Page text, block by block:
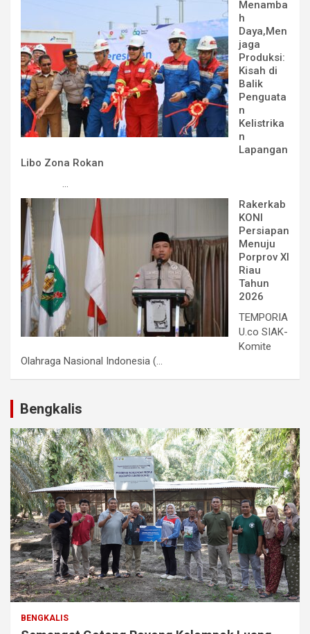
Menamba
h
Daya,Men
jaga
Produksi:
Kisah di
Balik
Penguata
n
Kelistrika
n
Lapangan
Libo Zona Rokan
...
Rakerkab
KONI
Persiapan
Menuju
Porprov XI
Riau
Tahun
2026
TEMPORIA
U.co SIAK-
Komite
Olahraga Nasional Indonesia (...
Bengkalis
BENGKALIS